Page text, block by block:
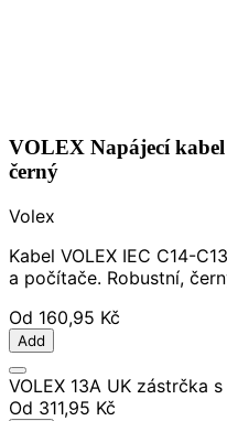
VOLEX Napájecí
černý
Volex
Kabel VOLEX IEC C14-
a počítače. Robustní,
Od 160,95 Kč
Add
VOLEX 13A UK zástrčka
Od 311,95 Kč